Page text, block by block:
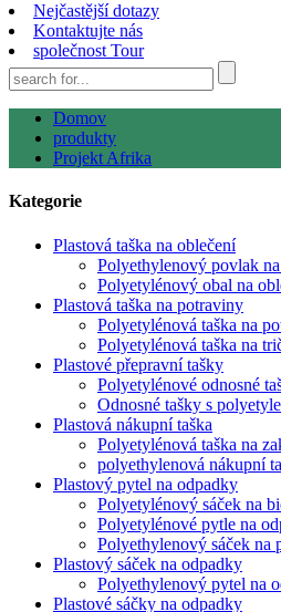
Nejčastější dotazy
Kontaktujte nás
společnost Tour
Domov
produkty
Projekt Afrika
Kategorie
Plastová taška na oblečení
Polyethylenový povlak
Polyetylénový obal na
Plastová taška na potraviny
Polyetylénová taška na
Polyetylénová taška na
Plastové přepravní tašky
Polyetylénové odnosné
Odnosné tašky s
Plastová nákupní taška
Polyetylénová taška na
polyethylenová nákupní
Plastový pytel na odpadky
Polyetylénový sáček na
Polyetylénové pytle na
Polyethylenový sáček na
Plastový sáček na odpadky
Polyethylenový pytel na
Plastové sáčky na odpadky